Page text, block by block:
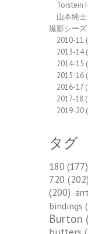
Torstein
山本純士
撮影シーズ
2010-11
2013-14
2014-15
2015-16
2016-17
2017-18
2019-20
タグ
180 (177)
720 (202)
(200)
bindings
Burton